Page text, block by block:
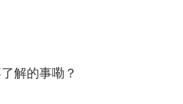
解的事嘞？